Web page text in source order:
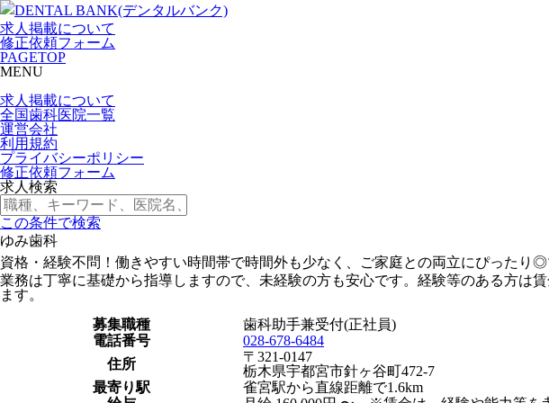
求人掲載について
修正依頼フォーム
PAGETOP
MENU
求人掲載について
全国歯科医院一覧
運営会社
利用規約
プライバシーポリシー
修正依頼フォーム
求人検索
この条件で検索
ゆみ歯科
資格・経験不問！働きやすい時間帯で時間外も少なく、ご家庭との両立にぴったり
業務は丁寧に基礎から指導しますので、未経験の方も安心です。経験等のある方は
ます。
募集職種
歯科助手兼受付(正社員)
電話番号
028-678-6484
住所
〒321-0147
栃木県宇都宮市針ヶ谷町472-7
最寄り駅
雀宮駅から直線距離で1.6km